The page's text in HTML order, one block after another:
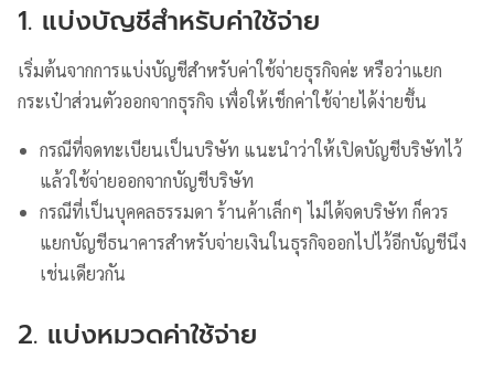
1. แบ่งบัญชีสำหรับค่าใช้จ่าย
เริ่มต้นจากการแบ่งบัญชีสำหรับค่าใช้จ่ายธุรกิจค่ะ หรือว่าแยก
กระเป๋าส่วนตัวออกจากธุรกิจ เพื่อให้เช็กค่าใช้จ่ายได้ง่ายขึ้น
กรณีที่จดทะเบียนเป็นบริษัท แนะนำว่าให้เปิดบัญชีบริษัทไว้
แล้วใช้จ่ายออกจากบัญชีบริษัท
กรณีที่เป็นบุคคลธรรมดา ร้านค้าเล็กๆ ไม่ได้จดบริษัท ก็ควร
แยกบัญชีธนาคารสำหรับจ่ายเงินในธุรกิจออกไปไว้อีกบัญชีนึง
เช่นเดียวกัน
2. แบ่งหมวดค่าใช้จ่าย